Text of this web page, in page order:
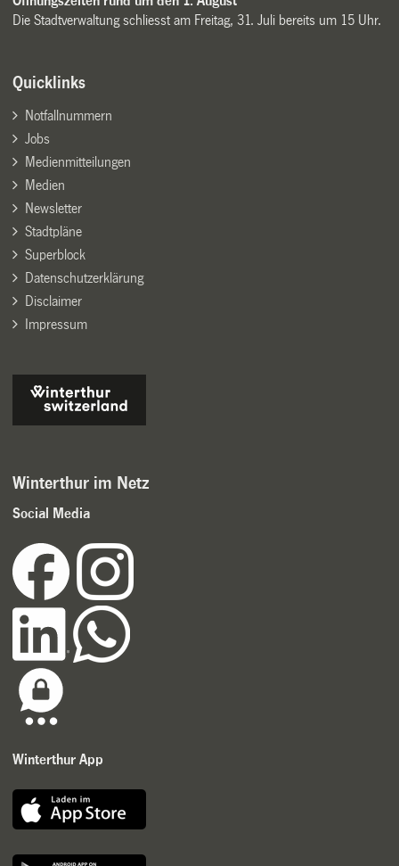
Die Stadtverwaltung schliesst am Freitag, 31. Juli bereits um 15 Uhr.
Quicklinks
Notfallnummern
Jobs
Medienmitteilungen
Medien
Newsletter
Stadtpläne
Superblock
Datenschutzerklärung
Disclaimer
Impressum
Winterthur im Netz
Social Media
Winterthur App